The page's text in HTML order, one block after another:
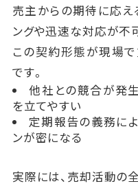
売主からの期待に応え
ングや迅速な対応が不
この契約形態が現場
です。
他社との競合が発
を立てやすい
定期報告の義務によ
ンが密になる
実際には、売却活動の